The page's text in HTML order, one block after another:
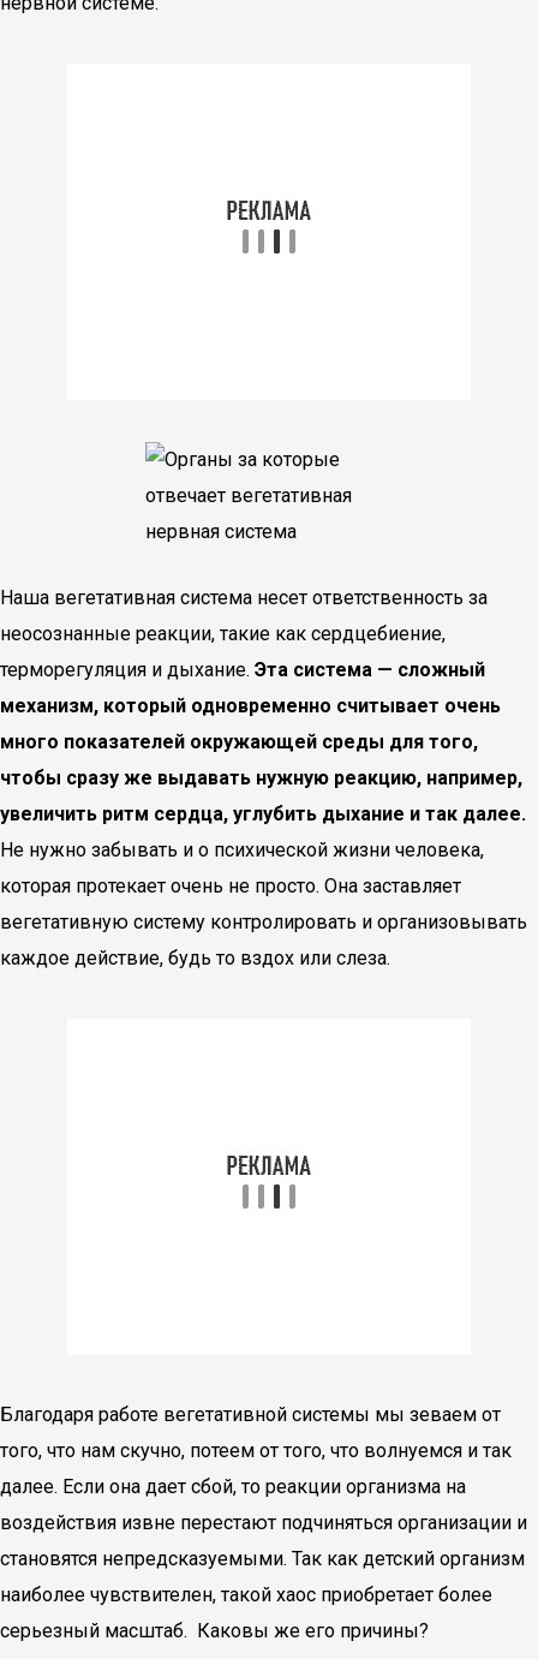
Наша вегетативная система несет ответственность за
неосознанные реакции, такие как сердцебиение,
терморегуляция и дыхание. Эта система — сложный
механизм, который одновременно считывает очень
много показателей окружающей среды для того,
чтобы сразу же выдавать нужную реакцию, например,
увеличить ритм сердца, углубить дыхание и так далее.
Не нужно забывать и о психической жизни человека,
которая протекает очень не просто. Она заставляет
вегетативную систему контролировать и организовывать
каждое действие, будь то вздох или слеза.
Благодаря работе вегетативной системы мы зеваем от
того, что нам скучно, потеем от того, что волнуемся и так
далее. Если она дает сбой, то реакции организма на
воздействия извне перестают подчиняться организации и
становятся непредсказуемыми. Так как детский организм
наиболее чувствителен, такой хаос приобретает более
серьезный масштаб. Каковы же его причины?